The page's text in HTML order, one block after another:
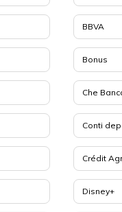
BBVA
Bonus
Che
Conti
Crédit
Disney+